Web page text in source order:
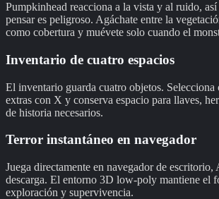
Pumpkinhead reacciona a la vista y al ruido,
pensar es peligroso. Agáchate entre la
como cobertura y muévete solo cuando el
Inventario de cuatro espacios
El inventario guarda cuatro objetos. Selecciona
extras con X y conserva espacio para llaves,
de historia necesarios.
Terror instantáneo en navegador
Juega directamente en navegador de
descarga. El entorno 3D low-poly mantiene el
exploración y supervivencia.